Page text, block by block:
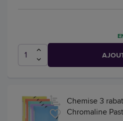
Chemise 3
Chromaline